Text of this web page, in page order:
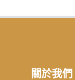
關於我們